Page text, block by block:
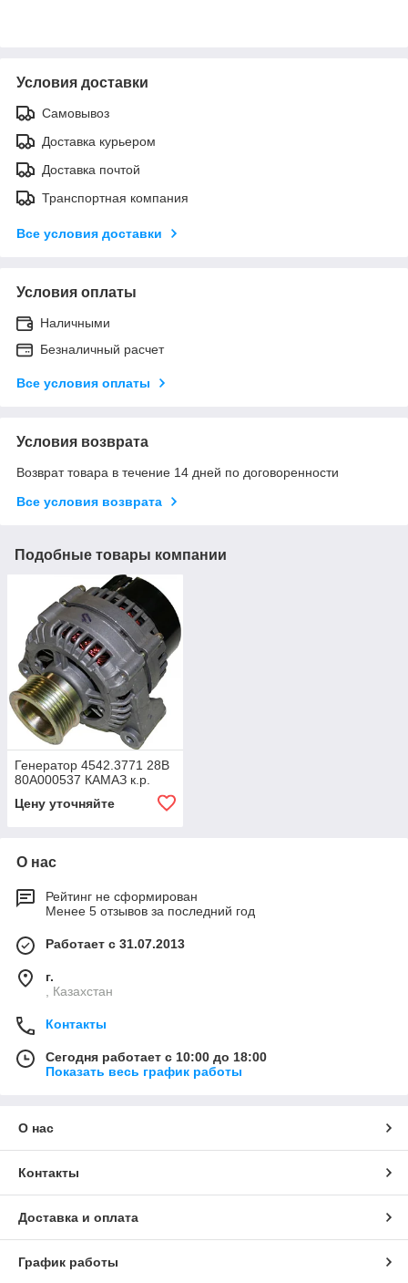
Условия доставки
Самовывоз
Доставка курьером
Доставка почтой
Транспортная компания
Все условия доставки
Условия оплаты
Наличными
Безналичный расчет
Все условия оплаты
Условия возврата
Возврат товара в течение 14 дней по договоренности
Все условия возврата
Подобные товары компании
Генератор 4542.3771 28В
80А000537 КАМАЗ к.р.
Цену уточняйте
О нас
Рейтинг не сформирован
Менее 5 отзывов за последний год
Работает с 31.07.2013
г.
, Казахстан
Контакты
Сегодня работает с 10:00 до 18:00
Показать весь график работы
О нас
Контакты
Доставка и оплата
График работы